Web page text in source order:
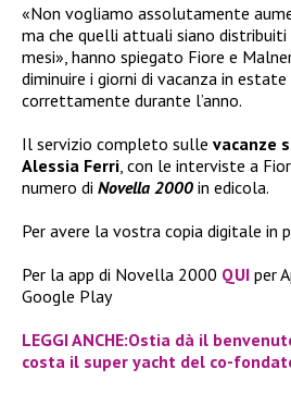
«Non vogliamo assolutamente
ma che quelli attuali siano distribuiti
mesi», hanno spiegato Fiore e
diminuire i giorni di vacanza in
correttamente durante l’anno.
Il servizio completo sulle vacanze
Alessia Ferri , con le interviste a
numero di Novella 2000 in edicola.
Per avere la vostra copia digitale in
Per la app di Novella 2000 QUI per
Google Play
LEGGI ANCHE:Ostia dà il
costa il super yacht del co-